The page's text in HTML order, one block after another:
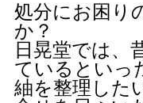
処分にお困り
か？
日晃堂では、
ているといっ
紬を整理した